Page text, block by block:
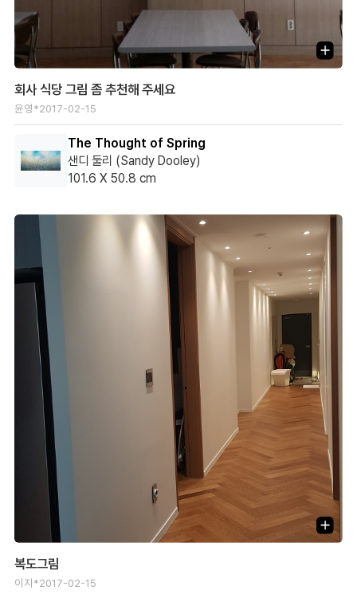
회사 식당 그림 좀 추천해 주세요
윤영*2017-02-15
The Thought of Spring
샌디 둘리 (Sandy Dooley)
101.6 X 50.8 cm
복도그림
이지*2017-02-15